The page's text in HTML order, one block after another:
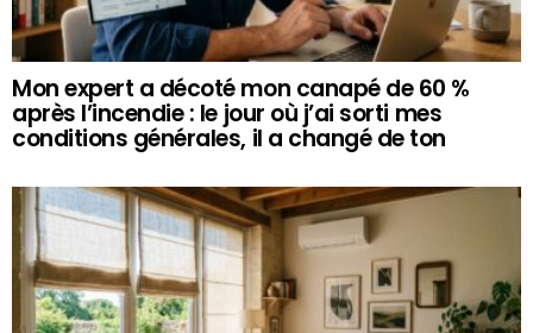
Mon expert a décoté mon canapé de 60 %
après l’incendie : le jour où j’ai sorti mes
conditions générales, il a changé de ton